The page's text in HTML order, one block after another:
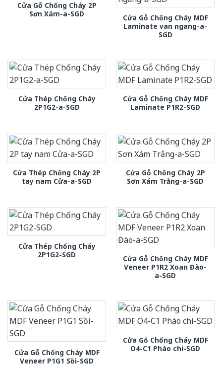
Cửa Gỗ Chống Cháy 2P
Sơn Xám-a-SGD
Cửa Gỗ Chống Cháy MDF
Laminate van ngang-a-
SGD
Cửa Thép Chống Cháy
2P1G2-a-SGD
Cửa Gỗ Chống Cháy MDF
Laminate P1R2-SGD
Cửa Thép Chống Cháy 2P
tay nam Cửa-a-SGD
Cửa Gỗ Chống Cháy 2P
Sơn Xám Trắng-a-SGD
Cửa Thép Chống Cháy
2P1G2-SGD
Cửa Gỗ Chống Cháy MDF
Veneer P1R2 Xoan Đào-
a-SGD
Cửa Gỗ Chống Cháy MDF
Veneer P1G1 Sồi-SGD
Cửa Gỗ Chống Cháy MDF
O4-C1 Phào chi-SGD